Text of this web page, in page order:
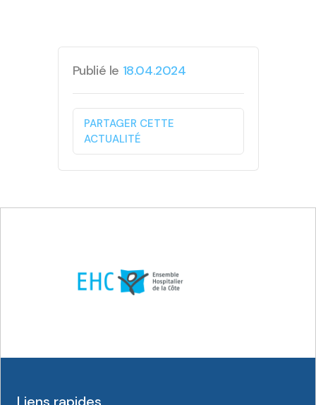
Publié le 18.04.2024
PARTAGER CETTE
ACTUALITÉ